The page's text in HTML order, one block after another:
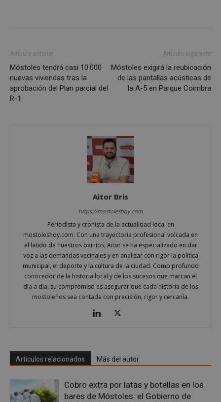
Artículo anterior
Móstoles tendrá casi 10.000
nuevas viviendas tras la
aprobación del Plan parcial del
R-1
Artículo siguiente
Móstoles exigirá la reubicación
de las pantallas acústicas de
la A-5 en Parque Coimbra
Aitor Bris
https://mostoleshoy.com
Periodista y cronista de la actualidad local en
mostoleshoy.com. Con una trayectoria profesional volcada en
el latido de nuestros barrios, Aitor se ha especializado en dar
voz a las demandas vecinales y en analizar con rigor la política
municipal, el deporte y la cultura de la ciudad. Como profundo
conocedor de la historia local y de los sucesos que marcan el
día a día, su compromiso es asegurar que cada historia de los
mostoleños sea contada con precisión, rigor y cercanía.
Artículos relacionados Más del autor
Cobro extra por latas y botellas en los
bares de Móstoles: el Gobierno de
Cookies estrictamente necesarias
Cookies de rendimiento
Las cookies estrictamente necesarias permiten la
funcionalidad principal del sitio web, como el
inicio de sesión de usuario y la gestión de cuentas.
El sitio web no se puede utilizar correctamente sin
las cookies estrictamente necesarias.
Cloudflare Inc.
.x.com
CookieScriptConsent